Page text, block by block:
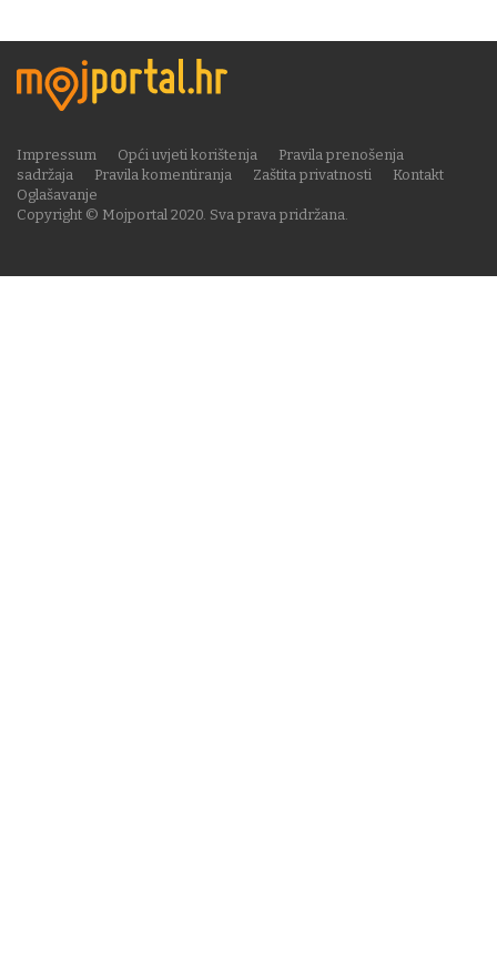
Copyright © Mojportal 2020. Sva prava pridržana.
Impressum Opći uvjeti korištenja
Pravila prenošenja
sadržaja
Pravila komentiranja Zaštita privatnosti
Kontakt
Oglašavanje